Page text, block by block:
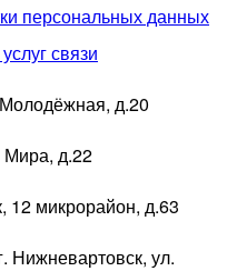
персональных данных
связи
д.20
Мира, д.22
12 микрорайон, д.63
Нижневартовск, ул.